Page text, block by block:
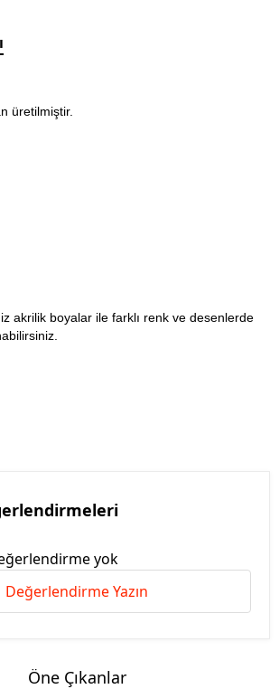
üretilmiştir.
akrilik boyalar ile farklı renk ve desenlerde
yok
Değerlendirme Yazın
Öne Çıkanlar